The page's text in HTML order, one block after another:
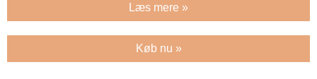
Læs mere »
Køb nu »